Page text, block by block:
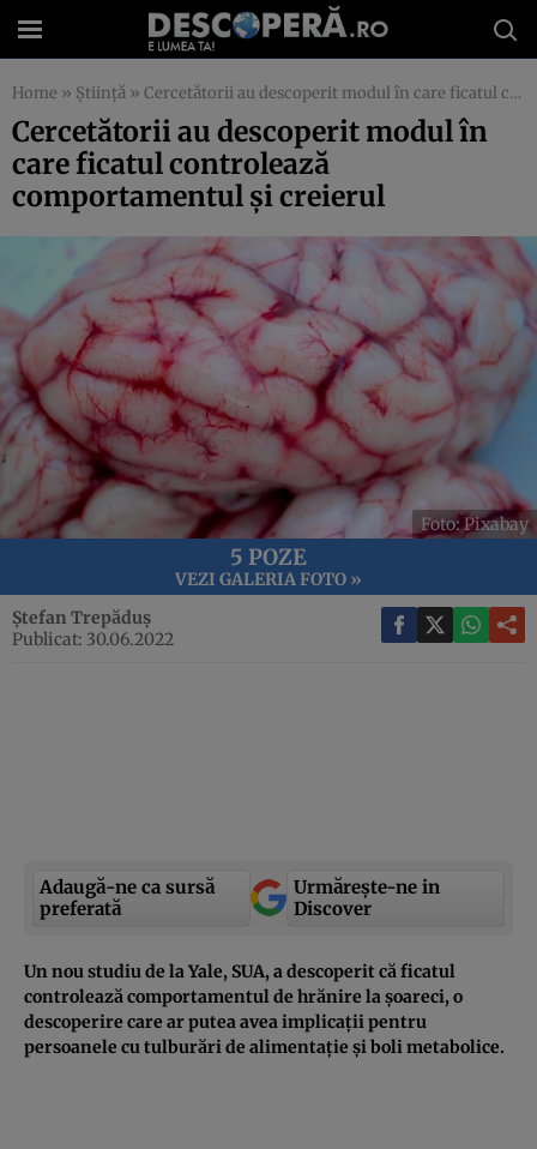
Home » Știință » Cercetătorii au descoperit modul în care ficatul controlează comportamentul și creierul
Cercetătorii au descoperit modul în
care ficatul controlează
comportamentul și creierul
Foto: Pixabay
5 POZE
VEZI GALERIA FOTO »
Ștefan Trepăduș
Publicat: 30.06.2022
Adaugă-ne ca sursă
preferată
Urmărește-ne in
Discover
Un nou studiu de la Yale, SUA, a descoperit că ficatul
controlează comportamentul de hrănire la șoareci, o
descoperire care ar putea avea implicații pentru
persoanele cu tulburări de alimentație și boli metabolice.